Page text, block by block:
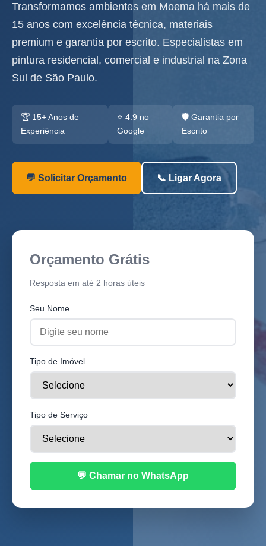
Transformamos ambientes em Moema há mais de
15 anos com excelência técnica, materiais
premium e garantia por escrito. Especialistas em
pintura residencial, comercial e industrial na Zona
Sul de São Paulo.
🏆 15+ Anos de
Experiência
⭐ 4.9 no
Google
🛡️ Garantia por
Escrito
💬 Solicitar Orçamento 📞 Ligar Agora
Orçamento Grátis
Resposta em até 2 horas úteis
Seu Nome
Tipo de Imóvel
Tipo de Serviço
💬 Chamar no WhatsApp